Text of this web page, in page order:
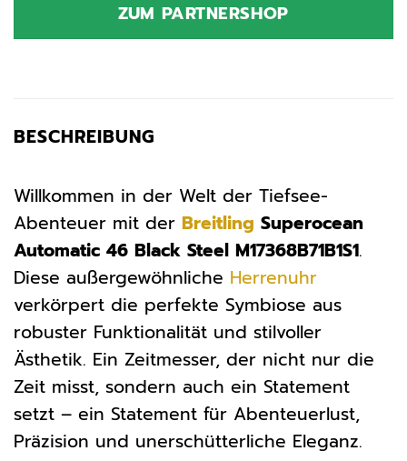
ZUM PARTNERSHOP
BESCHREIBUNG
Willkommen in der Welt der Tiefsee-
Abenteuer mit der Breitling Superocean
Automatic 46 Black Steel M17368B71B1S1.
Diese außergewöhnliche Herrenuhr
verkörpert die perfekte Symbiose aus
robuster Funktionalität und stilvoller
Ästhetik. Ein Zeitmesser, der nicht nur die
Zeit misst, sondern auch ein Statement
setzt – ein Statement für Abenteuerlust,
Präzision und unerschütterliche Eleganz.